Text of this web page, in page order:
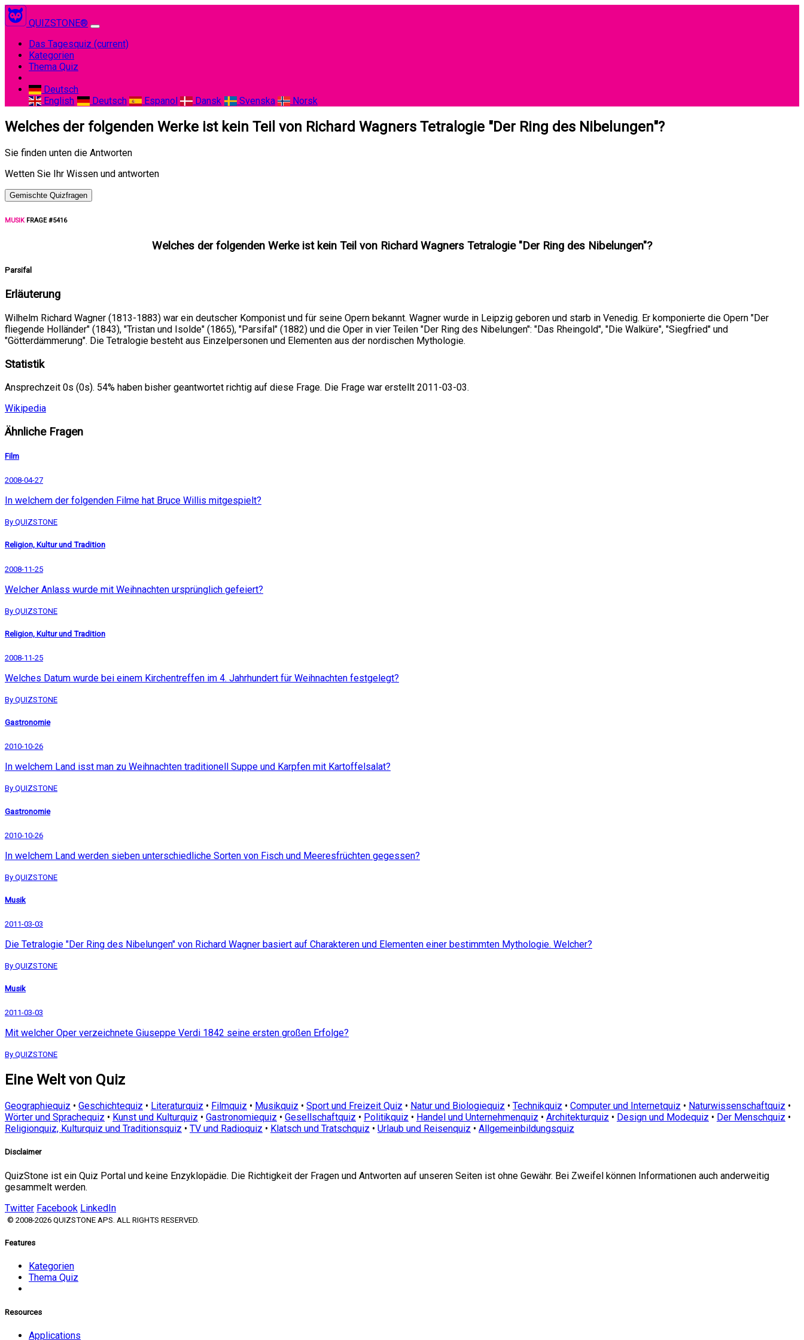
QUIZSTONE®
Das Tagesquiz (current)
Kategorien
Thema Quiz
Deutsch
English
Deutsch Espanol Dansk Svenska Norsk
Welches der folgenden Werke ist kein Teil von Richard Wagners Tetralogie "Der Ring des Nibelungen"?
Sie finden unten die Antworten
Wetten Sie Ihr Wissen und antworten
Gemischte Quizfragen
MUSIKFRAGE #5416
Welches der folgenden Werke ist kein Teil von Richard Wagners Tetralogie "Der Ring des Nibelungen"?
Parsifal
Erläuterung
Wilhelm Richard Wagner (1813-1883) war ein deutscher Komponist und für seine Opern bekannt. Wagner wurde in Leipzig geboren und starb in Venedig. Er komponierte die Opern "Der
fliegende Holländer" (1843), "Tristan und Isolde" (1865), "Parsifal" (1882) und die Oper in vier Teilen "Der Ring des Nibelungen": "Das Rheingold", "Die Walküre", "Siegfried" und
"Götterdämmerung". Die Tetralogie besteht aus Einzelpersonen und Elementen aus der nordischen Mythologie.
Statistik
Ansprechzeit 0s (0s). 54% haben bisher geantwortet richtig auf diese Frage. Die Frage war erstellt 2011-03-03.
Wikipedia
Ähnliche Fragen
Film
2008-04-27
In welchem der folgenden Filme hat Bruce Willis mitgespielt?
By QUIZSTONE
Religion, Kultur und Tradition
2008-11-25
Welcher Anlass wurde mit Weihnachten ursprünglich gefeiert?
By QUIZSTONE
Religion, Kultur und Tradition
2008-11-25
Welches Datum wurde bei einem Kirchentreffen im 4. Jahrhundert für Weihnachten festgelegt?
By QUIZSTONE
Gastronomie
2010-10-26
In welchem Land isst man zu Weihnachten traditionell Suppe und Karpfen mit Kartoffelsalat?
By QUIZSTONE
Gastronomie
2010-10-26
In welchem Land werden sieben unterschiedliche Sorten von Fisch und Meeresfrüchten gegessen?
By QUIZSTONE
Musik
2011-03-03
Die Tetralogie "Der Ring des Nibelungen" von Richard Wagner basiert auf Charakteren und Elementen einer bestimmten Mythologie. Welcher?
By QUIZSTONE
Musik
2011-03-03
Mit welcher Oper verzeichnete Giuseppe Verdi 1842 seine ersten großen Erfolge?
By QUIZSTONE
Eine Welt von Quiz
Geographiequiz • Geschichtequiz • Literaturquiz • Filmquiz • Musikquiz • Sport und Freizeit Quiz • Natur und Biologiequiz • Technikquiz • Computer und Internetquiz • Naturwissenschaftquiz •
Wörter und Sprachequiz • Kunst und Kulturquiz • Gastronomiequiz • Gesellschaftquiz • Politikquiz • Handel und Unternehmenquiz • Architekturquiz • Design und Modequiz • Der Menschquiz •
Religionquiz, Kulturquiz und Traditionsquiz • TV und Radioquiz • Klatsch und Tratschquiz • Urlaub und Reisenquiz • Allgemeinbildungsquiz
Disclaimer
QuizStone ist ein Quiz Portal und keine Enzyklopädie. Die Richtigkeit der Fragen und Antworten auf unseren Seiten ist ohne Gewähr. Bei Zweifel können Informationen auch anderweitig
gesammelt werden.
Twitter Facebook LinkedIn
© 2008-2026 QUIZSTONE APS. ALL RIGHTS RESERVED.
Features
Kategorien
Thema Quiz
Resources
Applications